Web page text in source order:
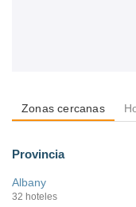
Zonas cercanas
Provincia
Albany
32 hoteles